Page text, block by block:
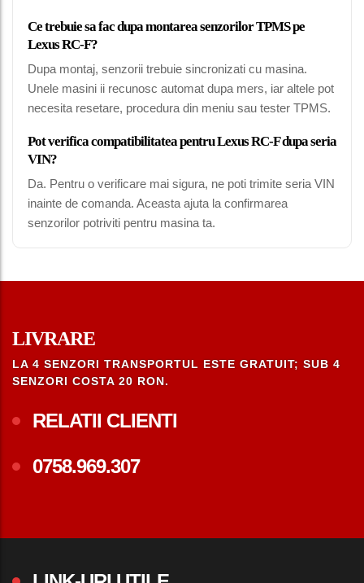
Ce trebuie sa fac dupa montarea senzorilor TPMS pe
Lexus RC-F?
Dupa montaj, senzorii trebuie sincronizati cu masina.
Unele masini ii recunosc automat dupa mers, iar altele pot
necesita resetare, procedura din meniu sau tester TPMS.
Pot verifica compatibilitatea pentru Lexus RC-F dupa seria
VIN?
Da. Pentru o verificare mai sigura, ne poti trimite seria VIN
inainte de comanda. Aceasta ajuta la confirmarea
senzorilor potriviti pentru masina ta.
LIVRARE
LA 4 SENZORI TRANSPORTUL ESTE GRATUIT; SUB 4
SENZORI COSTA 20 RON.
RELATII CLIENTI
0758.969.307